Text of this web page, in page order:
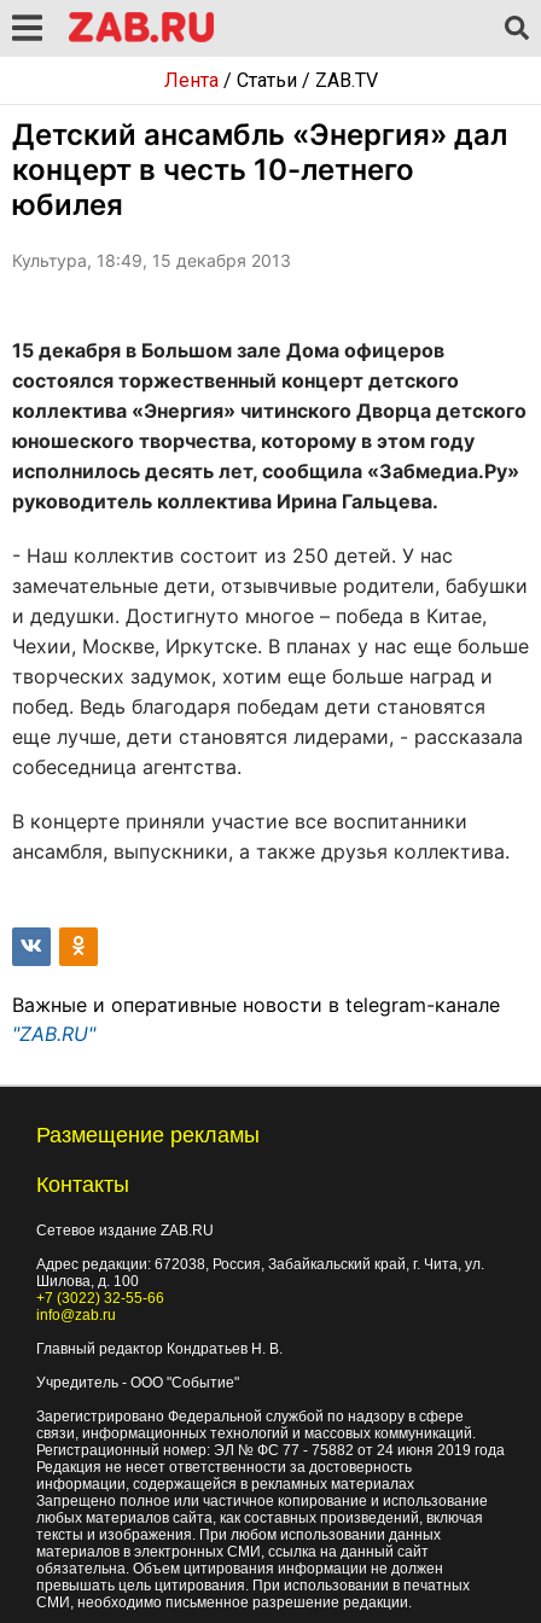
Лента/ Статьи/ ZAB.TV
Детский ансамбль «Энергия» дал
концерт в честь 10-летнего
юбилея
Культура, 18:49, 15 декабря 2013
15 декабря в Большом зале Дома офицеров
состоялся торжественный концерт детского
коллектива «Энергия» читинского Дворца детского
юношеского творчества, которому в этом году
исполнилось десять лет, сообщила «Забмедиа.Ру»
руководитель коллектива Ирина Гальцева.
- Наш коллектив состоит из 250 детей. У нас
замечательные дети, отзывчивые родители, бабушки
и дедушки. Достигнуто многое – победа в Китае,
Чехии, Москве, Иркутске. В планах у нас еще больше
творческих задумок, хотим еще больше наград и
побед. Ведь благодаря победам дети становятся
еще лучше, дети становятся лидерами, - рассказала
собеседница агентства.
В концерте приняли участие все воспитанники
ансамбля, выпускники, а также друзья коллектива.
Важные и оперативные новости в telegram-канале
"ZAB.RU"
Размещение рекламы
Контакты
Сетевое издание ZAB.RU
Адрес редакции: 672038, Россия, Забайкальский край, г. Чита, ул.
Шилова, д. 100
+7 (3022) 32-55-66
info@zab.ru
Главный редактор Кондратьев Н. В.
Учредитель - ООО "Событие"
Зарегистрировано Федеральной службой по надзору в сфере
связи, информационных технологий и массовых коммуникаций.
Регистрационный номер: ЭЛ № ФС 77 - 75882 от 24 июня 2019 года
Редакция не несет ответственности за достоверность
информации, содержащейся в рекламных материалах
Запрещено полное или частичное копирование и использование
любых материалов сайта, как составных произведений, включая
тексты и изображения. При любом использовании данных
материалов в электронных СМИ, ссылка на данный сайт
обязательна. Объем цитирования информации не должен
превышать цель цитирования. При использовании в печатных
СМИ, необходимо письменное разрешение редакции.